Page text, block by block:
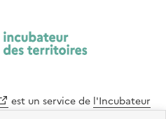
est un service de l'Incubateur